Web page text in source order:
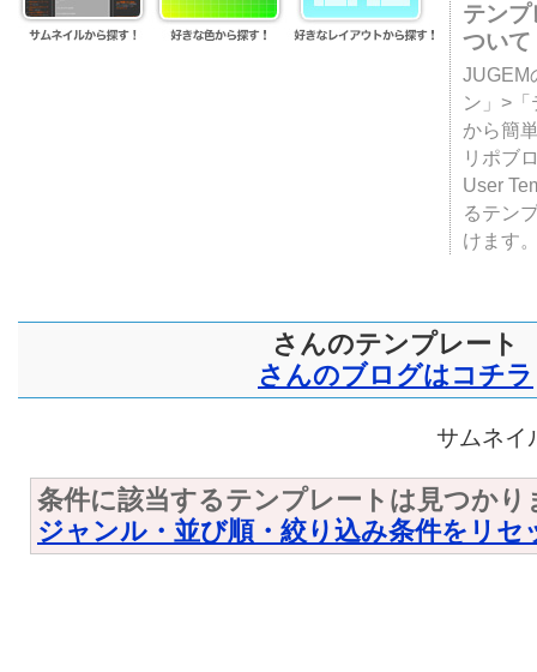
テン
ついて
JUGEM
ン」>
から簡
リポブ
User
るテン
けます
さんのテンプレート
さんのブログはコチラ
サムネイ
条件に該当するテンプレートは見つかり
ジャンル・並び順・絞り込み条件をリセ